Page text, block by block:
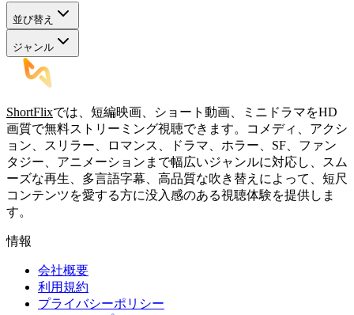
並び替え
ジャンル
ShortFlixでは、短編映画、ショート動画、ミニドラマをHD
画質で無料ストリーミング視聴できます。コメディ、アクシ
ョン、スリラー、ロマンス、ドラマ、ホラー、SF、ファン
タジー、アニメーションまで幅広いジャンルに対応し、スム
ーズな再生、多言語字幕、高品質な吹き替えによって、短尺
コンテンツを愛する方に没入感のある視聴体験を提供しま
す。
情報
会社概要
利用規約
プライバシーポリシー